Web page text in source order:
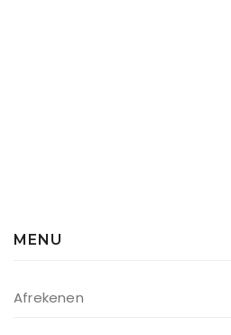
MENU
Afrekenen